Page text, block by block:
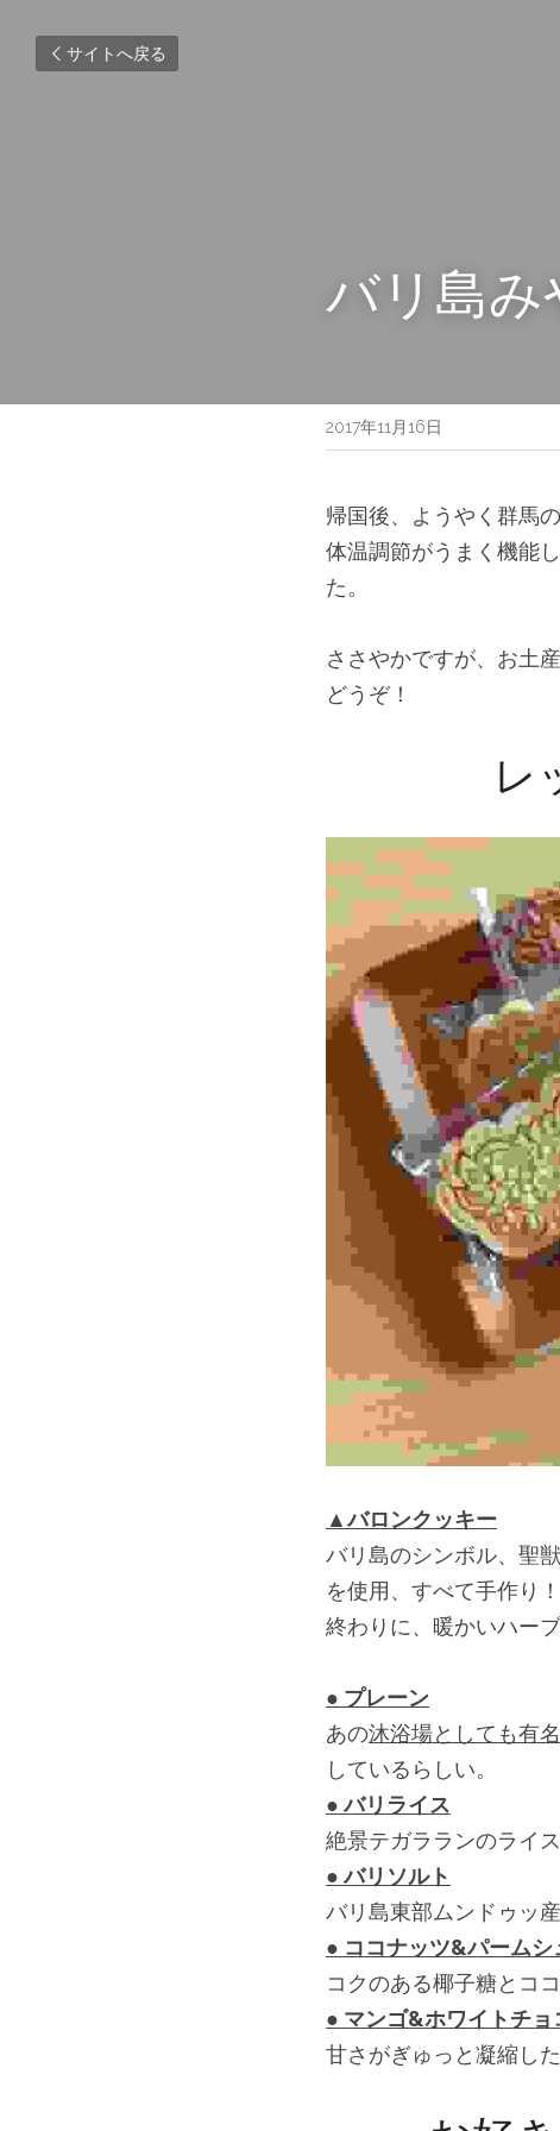
サイトへ戻る
バリ島み
2017年11月16日
帰国後、ようやく群馬
体温調節がうまく機能
た。
ささやかですが、お土
どうぞ！
レ
▲バロンクッキー
バリ島のシンボル、聖
を使用、すべて手作り
終わりに、暖かいハー
● プレーン
あの沐浴場としても有
しているらしい。
● バリライス
絶景テガラランのライ
● バリソルト
バリ島東部ムンドゥッ
● ココナッツ&パームシ
コクのある椰子糖とコ
● マンゴ&ホワイトチョ
甘さがぎゅっと凝縮し